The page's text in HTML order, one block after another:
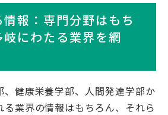
報：専門分野はもち
にわたる業界を網
健康栄養学部、人間発達学部か
る業界の情報はもちろん、それら